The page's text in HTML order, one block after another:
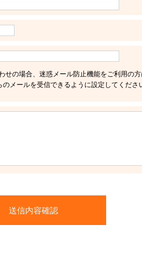
せの場合、迷惑メール防止機能をご利用の
のメールを受信できるように設定してくださ